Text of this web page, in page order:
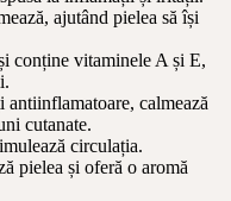
ajutând pielea să își
conține vitaminele A și E,
antiinflamatoare, calmează
cutanate.
circulația.
pielea și oferă o aromă